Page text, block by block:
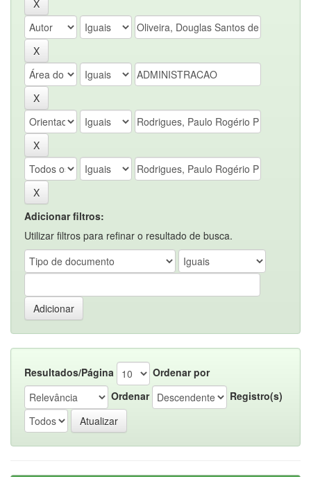
Adicionar filtros:
Utilizar filtros para refinar o resultado de busca.
Resultados/Página
Ordenar por
Ordenar
Registro(s)